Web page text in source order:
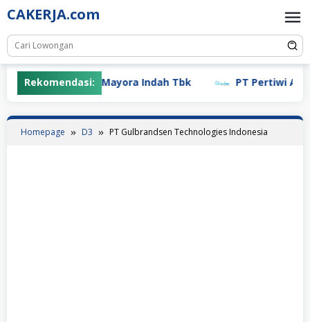
Skip
to
content
CAKERJA.com
Rekomendasi:PT Mayora Indah Tbk PT Pertiwi
Homepage D3 PT Gulbrandsen Technologies Indonesia